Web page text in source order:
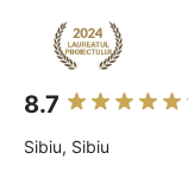
8.7
Sibiu, Sibiu